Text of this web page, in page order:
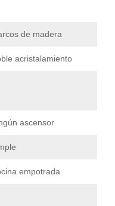
de madera
acristalamiento
ascensor
empotrada